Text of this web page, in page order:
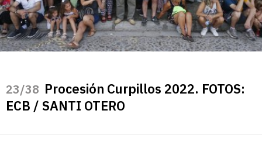
/38 Procesión Curpillos 2022. FOTOS:
ECB / SANTI OTERO